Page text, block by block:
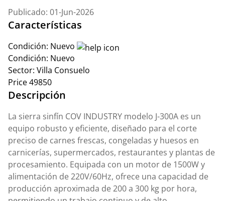
Publicado: 01-Jun-2026
Características
Condición: Nuevo
Condición: Nuevo
Sector: Villa Consuelo
Price49850
Descripción
La sierra sinfín COV INDUSTRY modelo J-300A es un
equipo robusto y eficiente, diseñado para el corte
preciso de carnes frescas, congeladas y huesos en
carnicerías, supermercados, restaurantes y plantas de
procesamiento. Equipada con un motor de 1500W y
alimentación de 220V/60Hz, ofrece una capacidad de
producción aproximada de 200 a 300 kg por hora,